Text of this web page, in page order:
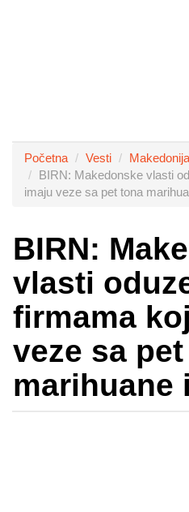
Početna Vesti
Makedonija
BIRN: Makedonske vlasti
imaju veze sa pet tona
BIRN:
vlasti
firmama
veze sa
marihuane